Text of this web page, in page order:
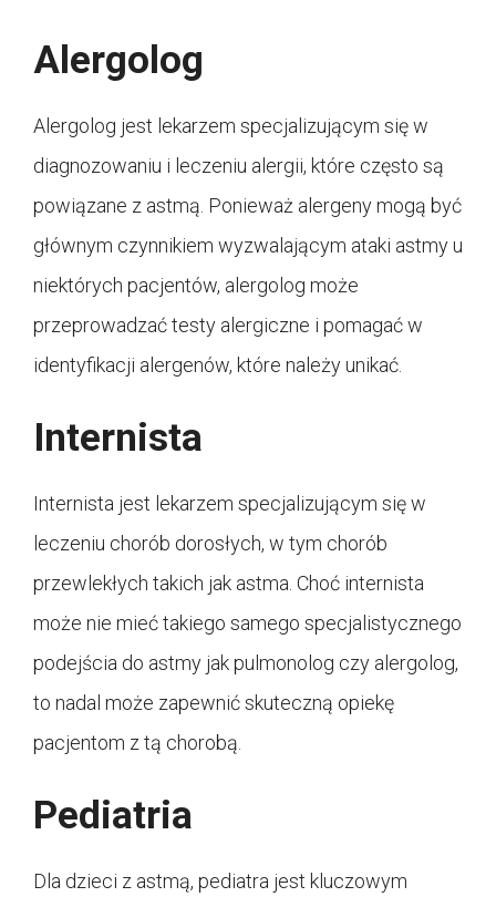
Alergolog
Alergolog jest lekarzem specjalizującym się w
diagnozowaniu i leczeniu alergii, które często są
powiązane z astmą. Ponieważ alergeny mogą być
głównym czynnikiem wyzwalającym ataki astmy u
niektórych pacjentów, alergolog może
przeprowadzać testy alergiczne i pomagać w
identyfikacji alergenów, które należy unikać.
Internista
Internista jest lekarzem specjalizującym się w
leczeniu chorób dorosłych, w tym chorób
przewlekłych takich jak astma. Choć internista
może nie mieć takiego samego specjalistycznego
podejścia do astmy jak pulmonolog czy alergolog,
to nadal może zapewnić skuteczną opiekę
pacjentom z tą chorobą.
Pediatria
Dla dzieci z astmą, pediatra jest kluczowym